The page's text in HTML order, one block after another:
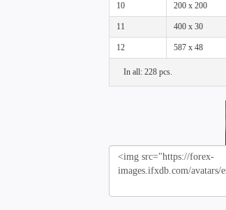
10 200 x 200
11 400 x 30
12 587 x 48
In all: 228 pcs.